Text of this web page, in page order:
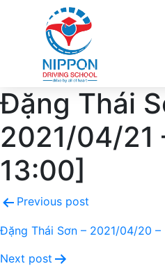
Đặng Thái
2021/04/21
13:00]
Previous post
Đặng Thái Sơn – 2021/04/20 –
Next post